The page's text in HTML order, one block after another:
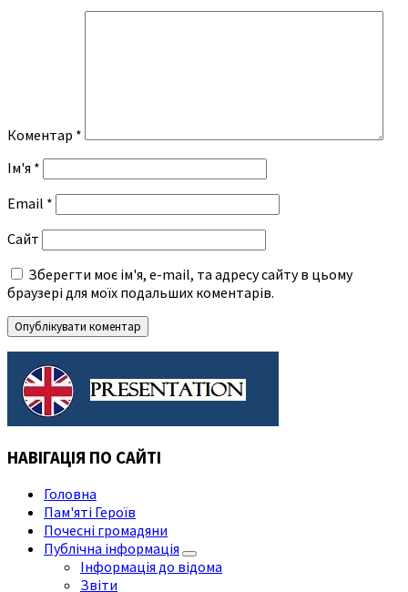
Коментар *
Ім'я *
Email *
Сайт
Зберегти моє ім'я, e-mail, та адресу сайту в цьому
браузері для моїх подальших коментарів.
НАВІГАЦІЯ ПО САЙТІ
Головна
Пам'яті Героїв
Почесні громадяни
Публічна інформація
Інформація до відома
Звіти